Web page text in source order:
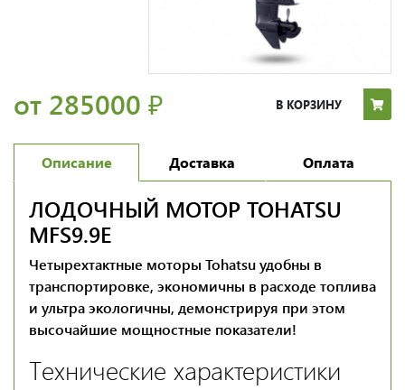
от 285000 ₽ В КОРЗИНУ
Описание Доставка Оплата
ЛОДОЧНЫЙ МОТОР TOHATSU
MFS9.9E
Четырехтактные моторы Tohatsu удобны в
транспортировке, экономичны в расходе топлива
и ультра экологичны, демонстрируя при этом
высочайшие мощностные показатели!
Технические характеристики